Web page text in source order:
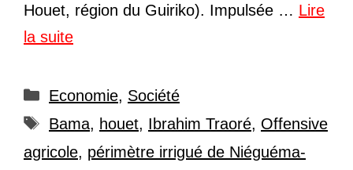
Houet, région du Guiriko). Impulsée … Lire
la suite
Catégories
Economie, Société
Étiquettes
Bama, houet, Ibrahim Traoré, Offensive
agricole, périmètre irrigué de Niéguéma-